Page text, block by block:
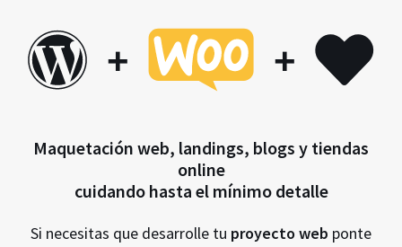
+ +
Maquetación web, landings, blogs y tiendas
online
cuidando hasta el mínimo detalle
Si necesitas que desarrolle tu proyecto web ponte